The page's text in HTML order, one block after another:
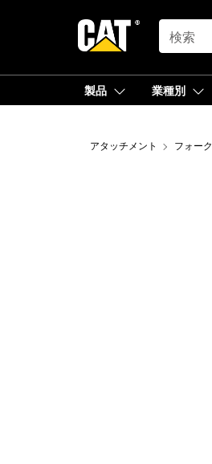
SEARCH
製品 業種別
アタッチメント フォーク